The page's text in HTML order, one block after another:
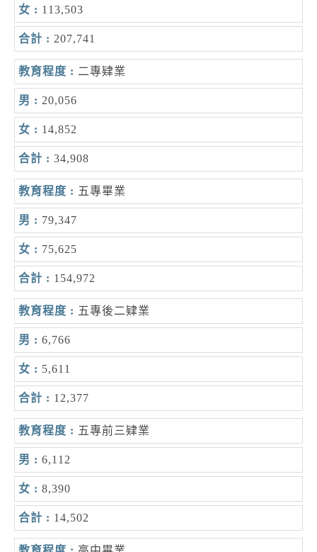
113,503
207,741
二專肄業
20,056
14,852
34,908
五專畢業
79,347
75,625
154,972
五專後二肄業
6,766
5,611
12,377
五專前三肄業
6,112
8,390
14,502